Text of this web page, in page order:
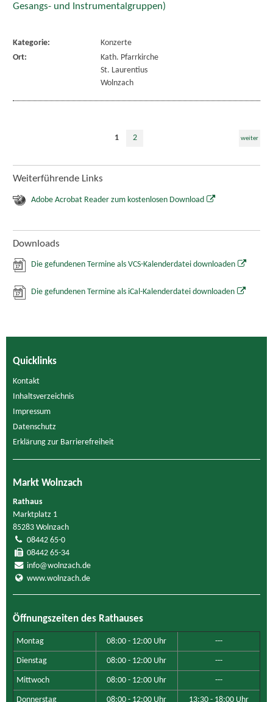
Gesangs- und Instrumentalgruppen)
Kategorie:
Konzerte
Ort:
Kath. Pfarrkirche
St. Laurentius
Wolnzach
1 2 weiter
Weiterführende Links
Adobe Acrobat Reader zum kostenlosen Download
Downloads
Die gefundenen Termine als VCS-Kalenderdatei downloaden
Die gefundenen Termine als iCal-Kalenderdatei downloaden
Quicklinks
Kontakt
Inhaltsverzeichnis
Impressum
Datenschutz
Erklärung zur Barrierefreiheit
Markt Wolnzach
Rathaus
Marktplatz 1
85283 Wolnzach
08442 65-0
08442 65-34
info@wolnzach.de
www.wolnzach.de
Öffnungszeiten des Rathauses
Montag 08:00 - 12:00 Uhr ---
Dienstag 08:00 - 12:00 Uhr ---
Mittwoch 08:00 - 12:00 Uhr ---
Donnerstag 08:00 - 12:00 Uhr 13:30 - 18:00 Uhr